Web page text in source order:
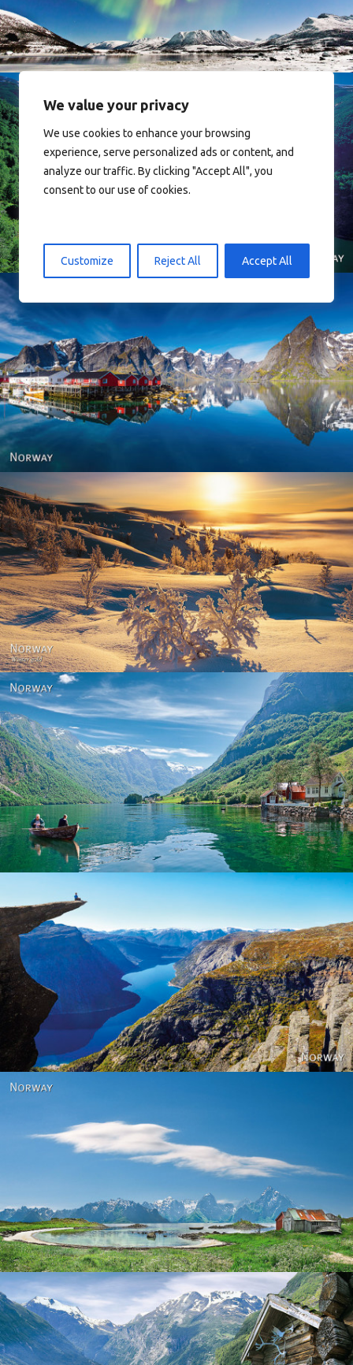
We value your privacy
We use cookies to enhance your browsing
experience, serve personalized ads or content, and
analyze our traffic. By clicking "Accept All", you
consent to our use of cookies.
Customize Reject All Accept All
Norway
Reine - Lofoten, Nord Norge. North Norway.
Norway - Winter gold
Norway
Norway